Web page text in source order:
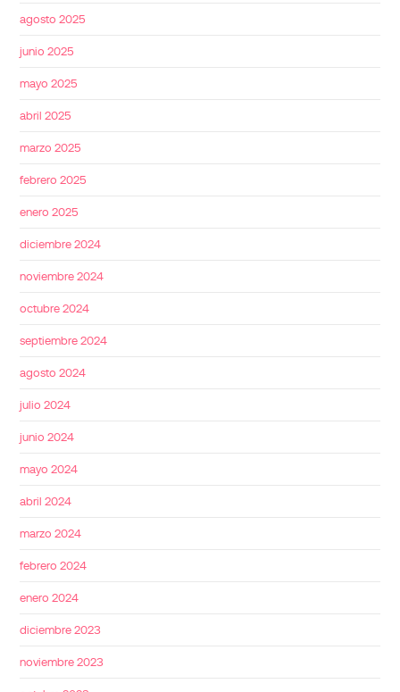
agosto 2025
junio 2025
mayo 2025
abril 2025
marzo 2025
febrero 2025
enero 2025
diciembre 2024
noviembre 2024
octubre 2024
septiembre 2024
agosto 2024
julio 2024
junio 2024
mayo 2024
abril 2024
marzo 2024
febrero 2024
enero 2024
diciembre 2023
noviembre 2023